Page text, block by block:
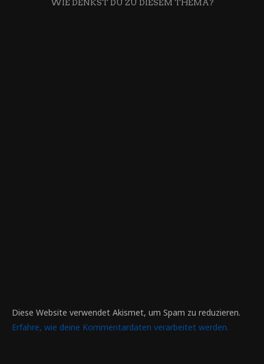
WIE DENKST DU ZU DIESEM THEMA?
Diese Website verwendet Akismet, um Spam zu reduzieren.
Erfahre, wie deine Kommentardaten verarbeitet werden.